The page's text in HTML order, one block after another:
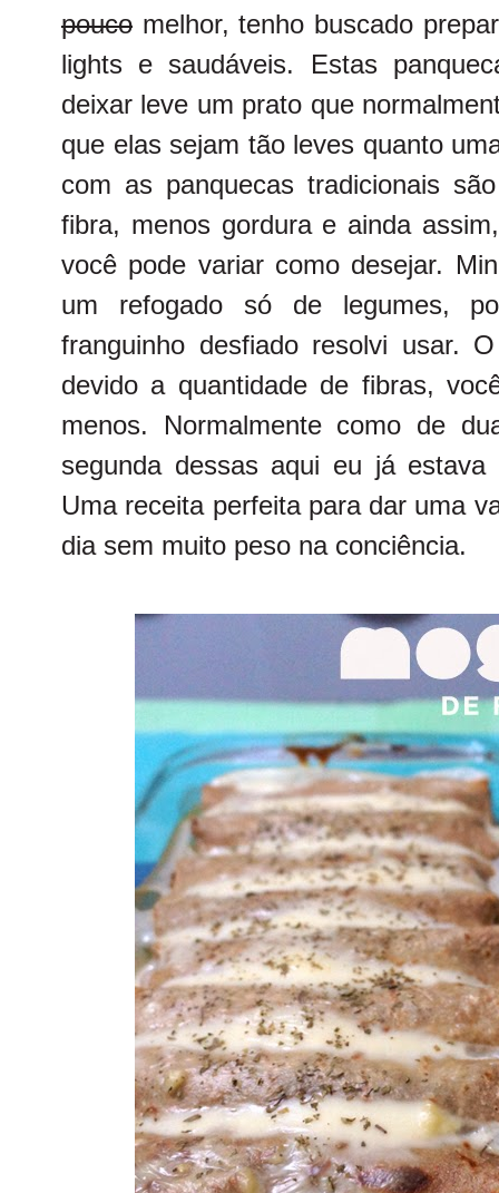
pouco melhor, tenho buscado
lights e saudáveis. Estas
deixar leve um prato que
que elas sejam tão leves quanto
com as panquecas tradicionais
fibra, menos gordura e ainda
você pode variar como desejar.
um refogado só de legumes,
franguinho desfiado resolvi usar.
devido a quantidade de fibras,
menos. Normalmente como de
segunda dessas aqui eu já
Uma receita perfeita para dar uma
dia sem muito peso na conciência.